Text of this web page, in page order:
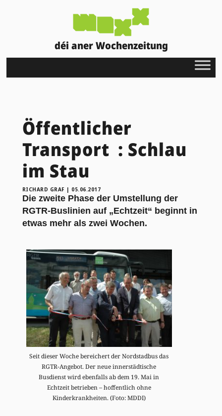
déi aner Wochenzeitung
Öffentlicher
Transport : Schlau
im Stau
RICHARD GRAF | 05.06.2017
Die zweite Phase der Umstellung der
RGTR-Buslinien auf „Echtzeit“ beginnt in
etwas mehr als zwei Wochen.
Seit dieser Woche bereichert der Nordstadbus das
RGTR-Angebot. Der neue innerstädtische
Busdienst wird ebenfalls ab dem 19. Mai in
Echtzeit betrieben – hoffentlich ohne
Kinderkrankheiten. (Foto: MDDI)